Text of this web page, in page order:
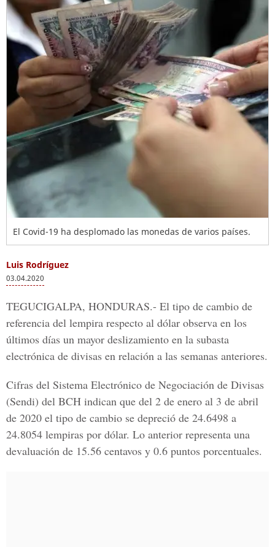
El Covid-19 ha desplomado las monedas de varios países.
Luis Rodríguez
03.04.2020
TEGUCIGALPA, HONDURAS.- El tipo de cambio de
referencia del lempira respecto al dólar observa en los
últimos días un mayor deslizamiento en la subasta
electrónica de divisas en relación a las semanas anteriores.
Cifras del Sistema Electrónico de Negociación de Divisas
(Sendi) del BCH indican que del 2 de enero al 3 de abril
de 2020 el tipo de cambio se depreció de 24.6498 a
24.8054 lempiras por dólar. Lo anterior representa una
devaluación de 15.56 centavos y 0.6 puntos porcentuales.